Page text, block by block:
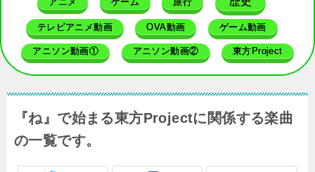
テレビアニメ動画 OVA動画 ゲーム動画
アニソン動画① アニソン動画② 東方Project
『ね』で始まる東方Projectに関係する楽曲
の一覧です。